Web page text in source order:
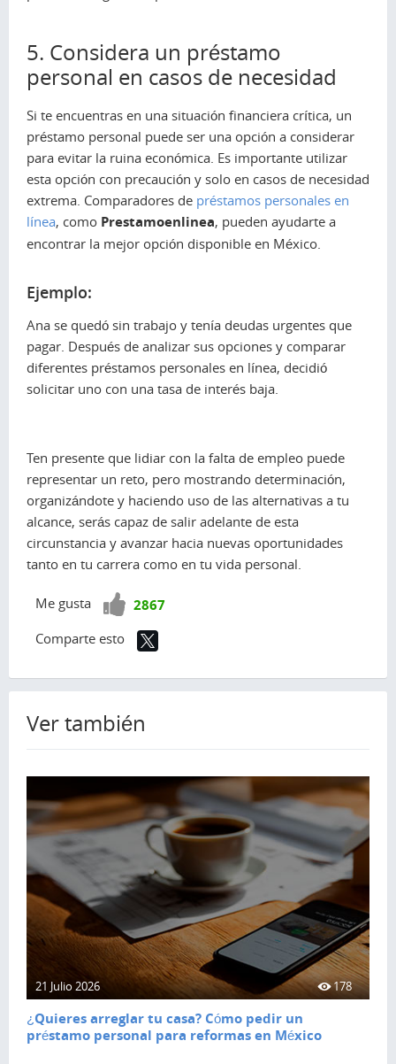
5. Considera un préstamo
personal en casos de necesidad
Si te encuentras en una situación financiera crítica, un
préstamo personal puede ser una opción a considerar
para evitar la ruina económica. Es importante utilizar
esta opción con precaución y solo en casos de necesidad
extrema. Comparadores de préstamos personales en
línea, como Prestamoenlinea, pueden ayudarte a
encontrar la mejor opción disponible en México.
Ejemplo:
Ana se quedó sin trabajo y tenía deudas urgentes que
pagar. Después de analizar sus opciones y comparar
diferentes préstamos personales en línea, decidió
solicitar uno con una tasa de interés baja.
Ten presente que lidiar con la falta de empleo puede
representar un reto, pero mostrando determinación,
organizándote y haciendo uso de las alternativas a tu
alcance, serás capaz de salir adelante de esta
circunstancia y avanzar hacia nuevas oportunidades
tanto en tu carrera como en tu vida personal.
Me gusta
¡Vota2867
Comparte esto
Ver también
21 Julio 2026 178
¿Quieres arreglar tu casa? Cómo pedir un
préstamo personal para reformas en México